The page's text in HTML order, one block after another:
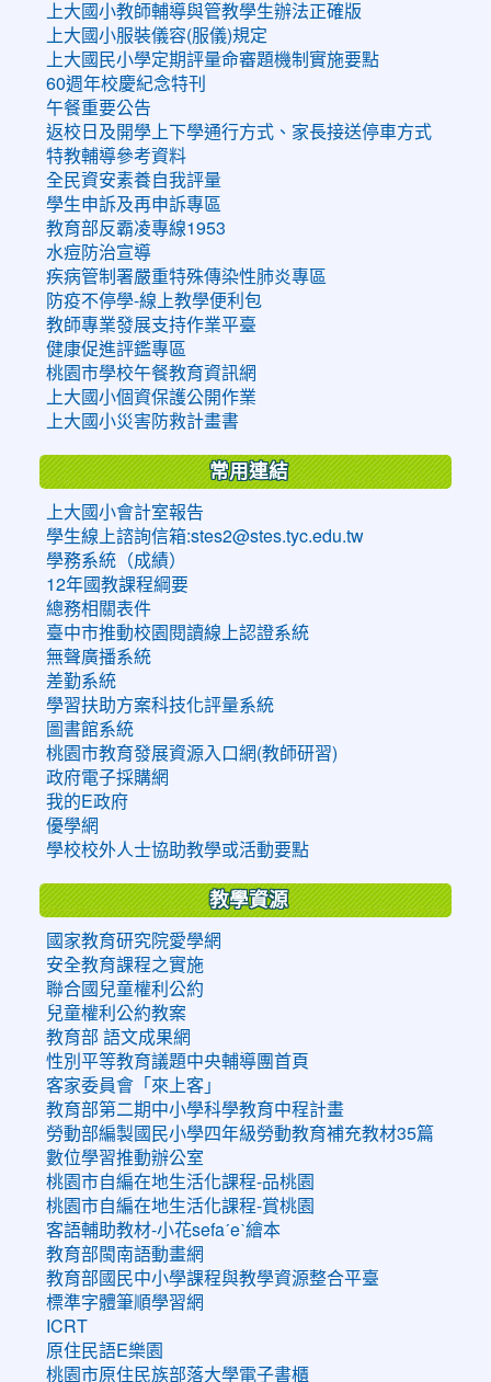
上大國小教師輔導與管教學生辦法正確版
上大國小服裝儀容(服儀)規定
上大國民小學定期評量命審題機制實施要點
60週年校慶紀念特刊
午餐重要公告
返校日及開學上下學通行方式、家長接送停車方式
特教輔導參考資料
全民資安素養自我評量
學生申訴及再申訴專區
教育部反霸凌專線1953
水痘防治宣導
疾病管制署嚴重特殊傳染性肺炎專區
防疫不停學-線上教學便利包
教師專業發展支持作業平臺
健康促進評鑑專區
桃園市學校午餐教育資訊網
上大國小個資保護公開作業
上大國小災害防救計畫書
常用連結
上大國小會計室報告
學生線上諮詢信箱:stes2@stes.tyc.edu.tw
學務系統（成績）
12年國教課程綱要
總務相關表件
臺中市推動校園閱讀線上認證系統
無聲廣播系統
差勤系統
學習扶助方案科技化評量系統
圖書館系統
桃園市教育發展資源入口網(教師研習)
政府電子採購網
我的E政府
優學網
學校校外人士協助教學或活動要點
教學資源
國家教育研究院愛學網
安全教育課程之實施
聯合國兒童權利公約
兒童權利公約教案
教育部 語文成果網
性別平等教育議題中央輔導團首頁
客家委員會「來上客」
教育部第二期中小學科學教育中程計畫
勞動部編製國民小學四年級勞動教育補充教材35篇
數位學習推動辦公室
桃園市自編在地生活化課程-品桃園
桃園市自編在地生活化課程-賞桃園
客語輔助教材-小花sefaˊeˋ繪本
教育部閩南語動畫網
教育部國民中小學課程與教學資源整合平臺
標準字體筆順學習網
ICRT
原住民語E樂園
桃園市原住民族部落大學電子書櫃